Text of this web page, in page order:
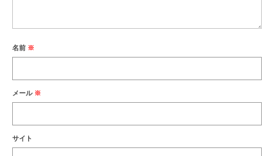
名前 ※
メール ※
サイト